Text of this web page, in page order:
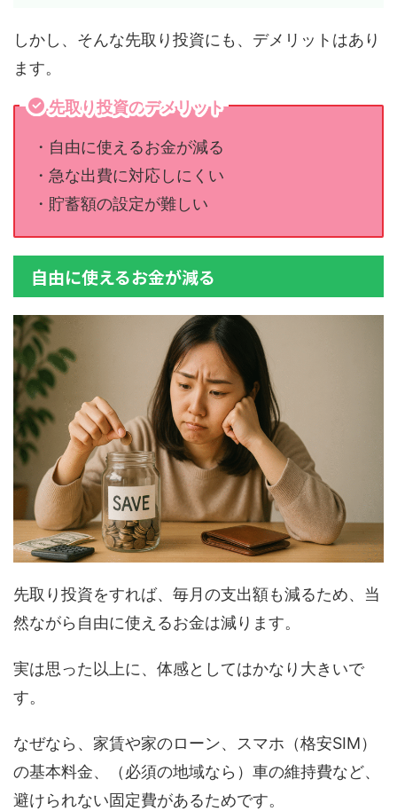
しかし、そんな先取り投資にも、デメリットはあり
ます。
先取り投資のデメリット
・自由に使えるお金が減る
・急な出費に対応しにくい
・貯蓄額の設定が難しい
自由に使えるお金が減る
先取り投資をすれば、毎月の支出額も減るため、当
然ながら自由に使えるお金は減ります。
実は思った以上に、体感としてはかなり大きいで
す。
なぜなら、家賃や家のローン、スマホ（格安SIM）
の基本料金、（必須の地域なら）車の維持費など、
避けられない固定費があるためです。